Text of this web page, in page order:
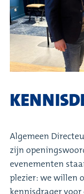
Algemeen
zijn
evenementen
plezier: we willen
kennisdrager